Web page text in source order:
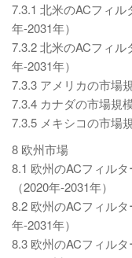
7.3.1 北米のACフィ
年-2031年）
7.3.2 北米のACフィ
年-2031年）
7.3.3 アメリカの市場
7.3.4 カナダの市場規
7.3.5 メキシコの市場
8 欧州市場
8.1 欧州のACフィル
（2020年-2031年）
8.2 欧州のACフィル
年-2031年）
8.3 欧州のACフィル